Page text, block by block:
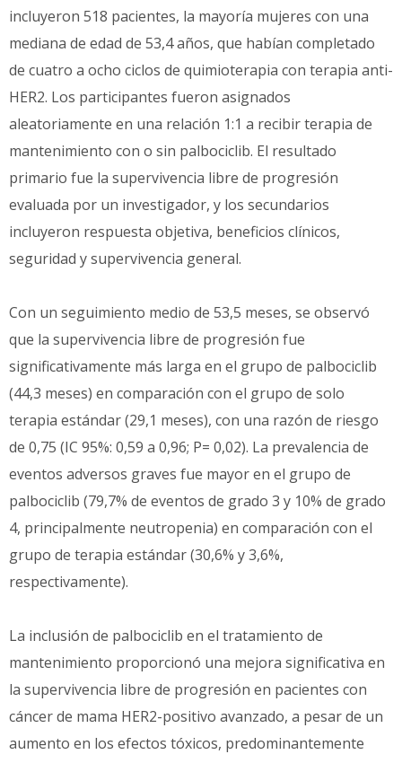
incluyeron 518 pacientes, la mayoría mujeres con una
mediana de edad de 53,4 años, que habían completado
de cuatro a ocho ciclos de quimioterapia con terapia anti-
HER2. Los participantes fueron asignados
aleatoriamente en una relación 1:1 a recibir terapia de
mantenimiento con o sin palbociclib. El resultado
primario fue la supervivencia libre de progresión
evaluada por un investigador, y los secundarios
incluyeron respuesta objetiva, beneficios clínicos,
seguridad y supervivencia general.
Con un seguimiento medio de 53,5 meses, se observó
que la supervivencia libre de progresión fue
significativamente más larga en el grupo de palbociclib
(44,3 meses) en comparación con el grupo de solo
terapia estándar (29,1 meses), con una razón de riesgo
de 0,75 (IC 95%: 0,59 a 0,96; P= 0,02). La prevalencia de
eventos adversos graves fue mayor en el grupo de
palbociclib (79,7% de eventos de grado 3 y 10% de grado
4, principalmente neutropenia) en comparación con el
grupo de terapia estándar (30,6% y 3,6%,
respectivamente).
La inclusión de palbociclib en el tratamiento de
mantenimiento proporcionó una mejora significativa en
la supervivencia libre de progresión en pacientes con
cáncer de mama HER2-positivo avanzado, a pesar de un
aumento en los efectos tóxicos, predominantemente